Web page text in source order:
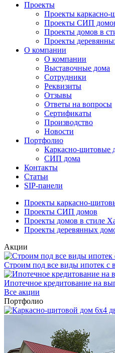
Проекты
Проекты каркасно-
Проекты СИП
Проекты домов в
Проекты
О компании
О компании
Выставочные дома
Сотрудники
Реквизиты
Отзывы
Ответы на вопросы
Сертификаты
Производство
Новости
Портфолио
Каркасно-щитовые
СИП дома
Контакты
Статьи
SIP-панели
Проекты каркасно-
Проекты СИП домов
Проекты домов в стиле
Проекты деревянных
Акции
Строим под все виды ипотек с
Ипотечное кредитование на
Все акции
Портфолио